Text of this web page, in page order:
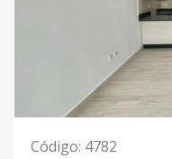
Código: 4782